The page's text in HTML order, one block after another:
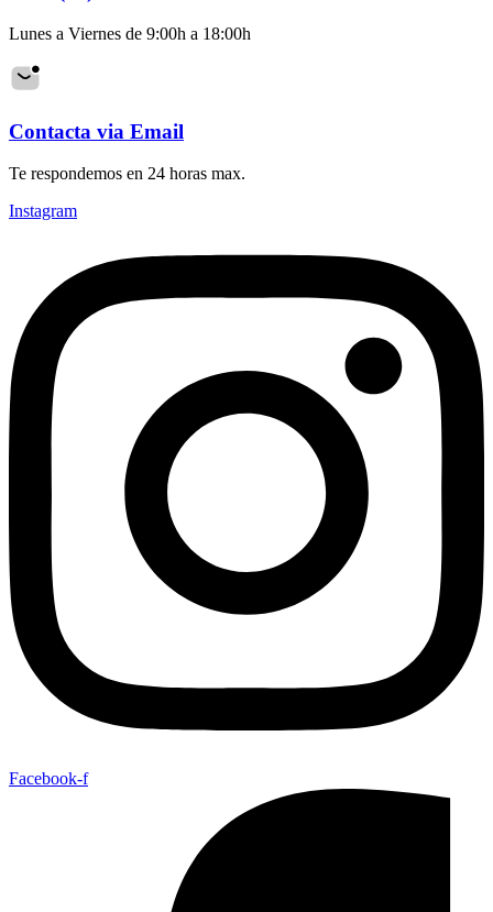
Lunes a Viernes de 9:00h a 18:00h
Contacta via Email
Te respondemos en 24 horas max.
Instagram
Facebook-f